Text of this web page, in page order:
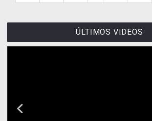
ÚLTIMOS VIDEOS